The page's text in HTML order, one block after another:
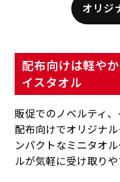
オリジ
配布向けは軽や
イスタオル
販促でのノベルティ
配布向けでオリジナ
ンパクトなミニタオ
ルが気軽に受け取りや